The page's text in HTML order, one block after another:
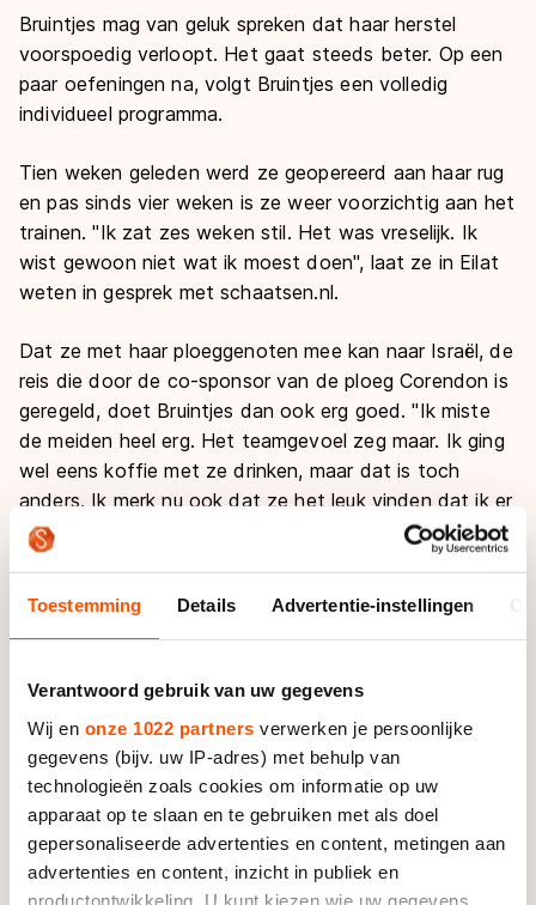
Toestemming Details Advertentie-instellingen
Verantwoord gebruik van uw gegevens
Wij en onze 1022 partners verwerken je persoonlijke
gegevens (bijv. uw IP-adres) met behulp van
technologieën zoals cookies om informatie op uw
apparaat op te slaan en te gebruiken met als doel
gepersonaliseerde advertenties en content, metingen aan
advertenties en content, inzicht in publiek en
productontwikkeling. U kunt kiezen wie uw gegevens
Bruintjes mag van geluk spreken dat haar herstel
voorspoedig verloopt. Het gaat steeds beter. Op een
paar oefeningen na, volgt Bruintjes een volledig
individueel programma.
Tien weken geleden werd ze geopereerd aan haar rug
en pas sinds vier weken is ze weer voorzichtig aan het
trainen. "Ik zat zes weken stil. Het was vreselijk. Ik
wist gewoon niet wat ik moest doen", laat ze in Eilat
weten in gesprek met schaatsen.nl.
Dat ze met haar ploeggenoten mee kan naar Israël, de
reis die door de co-sponsor van de ploeg Corendon is
geregeld, doet Bruintjes dan ook erg goed. "Ik miste
de meiden heel erg. Het teamgevoel zeg maar. Ik ging
wel eens koffie met ze drinken, maar dat is toch
anders. Ik merk nu ook dat ze het leuk vinden dat ik er
weer bij ben."
Voordeelshop al prachtige hoofdstukken heeft
Bruintjes nog komen. Ze heeft vooralsnog vooral pech
Een maand nadat in april 2011 bekend werd dat
Renate Groenewold en Peter Kolder haar graag aan
het team wilden toevoegen, kreeg ze last van
legionellabacterie. Later kwam daar nog een
longontsteking bij. Pas in augustus kwam ze terug,